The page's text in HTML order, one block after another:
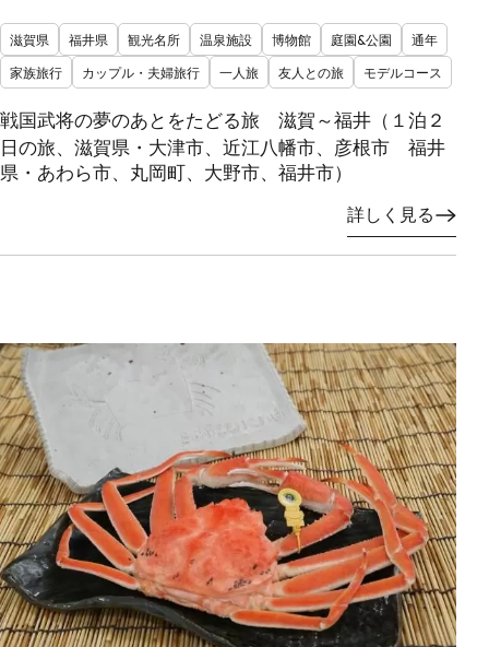
滋賀県 福井県 観光名所 温泉施設 博物館 庭園&公園
通年
家族旅行
カップル・夫婦旅行 一人旅 友人との旅 モデルコース
戦国武将の夢のあとをたどる旅 滋賀～福井（１泊２
日の旅、滋賀県・大津市、近江八幡市、彦根市 福井
県・あわら市、丸岡町、大野市、福井市）
詳しく見る